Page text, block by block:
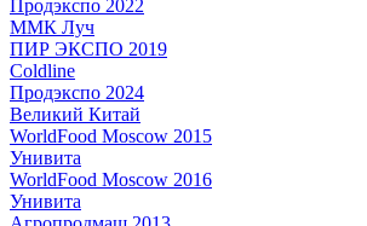
Продэкспо 2022
ММК Луч
ПИР ЭКСПО 2019
Coldline
Продэкспо 2024
Великий Китай
WorldFood Moscow 2015
Унивита
WorldFood Moscow 2016
Унивита